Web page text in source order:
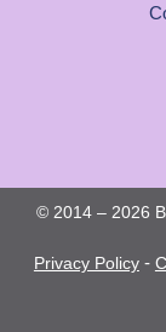
© 2014 – 2026
Privacy Policy -